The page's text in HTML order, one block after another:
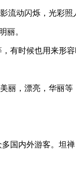
流动闪烁，光彩照
丽。
有时候也用来形容
丽，漂亮，华丽等
国内外游客。坦禅